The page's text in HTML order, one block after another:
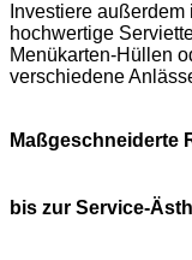
Investiere
hochwertige
Menükarten-Hüllen
verschiedene
Maßgeschneiderte
bis zur